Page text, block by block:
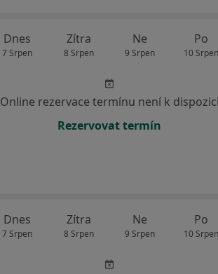
Dnes
7 Srpen
Zítra
8 Srpen
Ne
9 Srpen
Po
10 Srpen
Online rezervace termínu není k dispozici
Rezervovat termín
Dnes
7 Srpen
Zítra
8 Srpen
Ne
9 Srpen
Po
10 Srpen